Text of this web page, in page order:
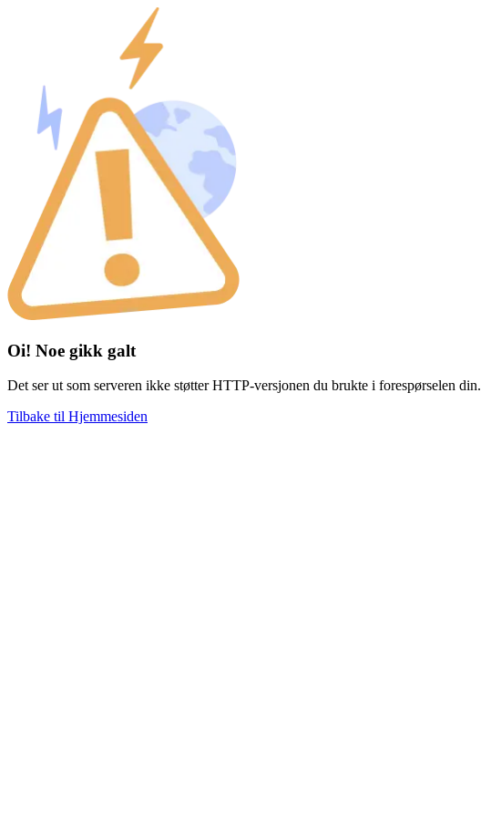
Oi! Noe gikk galt
Det ser ut som serveren ikke støtter HTTP-versjonen du brukte i forespørselen din.
Tilbake til Hjemmesiden